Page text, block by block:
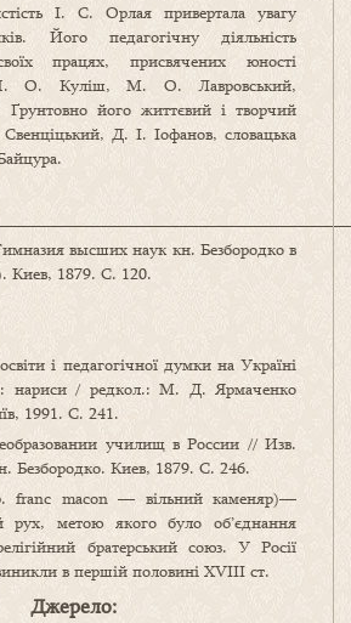
І. С. Орлая привертала увагу
Його педагогічну діяльність
працях, присвячених юності
О. Куліш, М. О. Лавровський,
його життєвий і творчий
Д. І. Іофанов, словацька
высших наук кн. Безбородко в
Киев, 1879. С. 120.
і педагогічної думки на Україні
/ редкол.: М. Д. Ярмаченко
1991. С. 241.
училищ в России // Изв.
Безбородко. Киев, 1879. С. 246.
franc macon — вільний каменяр)—
рух, метою якого було об’єднання
братерський союз. У Росії
виникли в першій половині XVIII ст.
Джерело: